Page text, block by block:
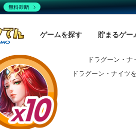
ゲームを探す 貯まるゲー
ドラグーン・ナ
ドラグーン・ナイツ
無料診断